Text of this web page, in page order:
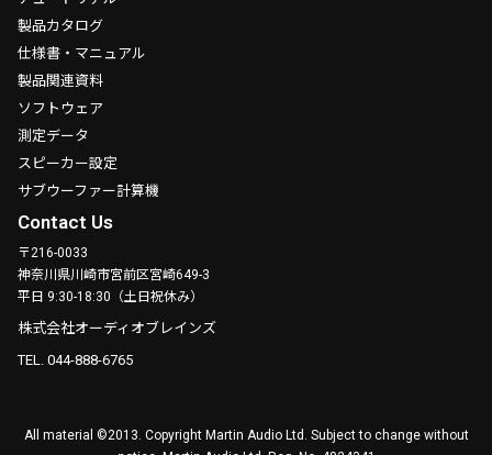
製品カタログ
仕様書・マニュアル
製品関連資料
ソフトウェア
測定データ
スピーカー設定
サブウーファー計算機
Contact Us
〒216-0033
神奈川県川崎市宮前区宮崎649-3
平日 9:30-18:30（土日祝休み）
株式会社オーディオブレインズ
TEL. 044-888-6765
All material ©2013. Copyright Martin Audio Ltd. Subject to change without